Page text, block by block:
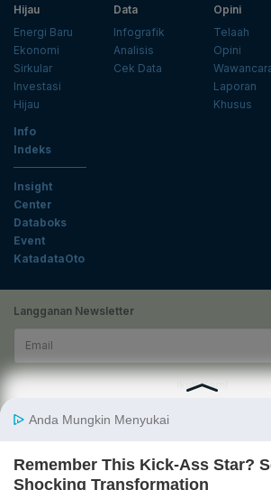
Hijau
Energi Baru
Ekonomi
Sirkular
Investasi
Hijau
Data
Infografik
Analisis
Cek Data
Opini
Telaah
Opini
Laporan
Khusus
Info
Indeks
Insight
Center
Databoks
Event
KatadataOto
Langganan Newsletter
Ikuti Kami
Tentang Katadata Advertising Karier
Kebijakan Privasi